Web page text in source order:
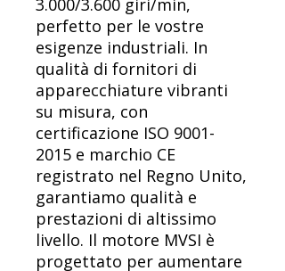
3.000/3.600 giri/min,
perfetto per le vostre
esigenze industriali. In
qualità di fornitori di
apparecchiature vibranti
su misura, con
certificazione ISO 9001-
2015 e marchio CE
registrato nel Regno Unito,
garantiamo qualità e
prestazioni di altissimo
livello. Il motore MVSI è
progettato per aumentare